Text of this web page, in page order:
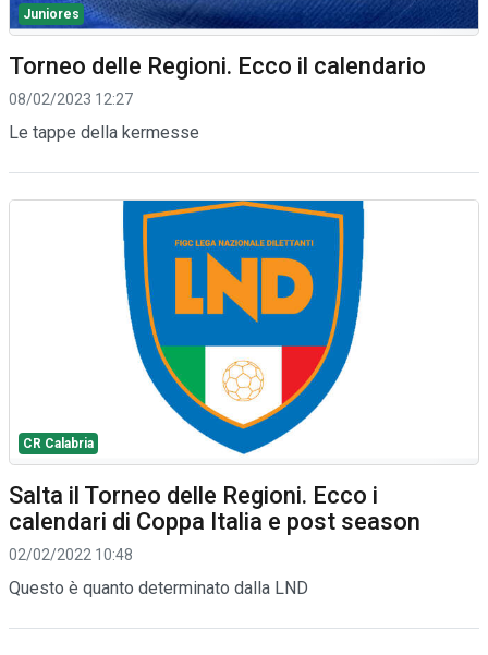
Juniores
Torneo delle Regioni. Ecco il calendario
08/02/2023 12:27
Le tappe della kermesse
CR Calabria
Salta il Torneo delle Regioni. Ecco i
calendari di Coppa Italia e post season
02/02/2022 10:48
Questo è quanto determinato dalla LND